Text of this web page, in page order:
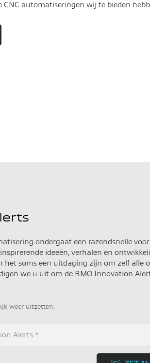
automatiseringen wij te bieden
ondergaat een razendsnelle
ideeën, verhalen en
het soms een uitdaging zijn om zelf alle
we u uit om de BMO Innovation
weer uitzetten.